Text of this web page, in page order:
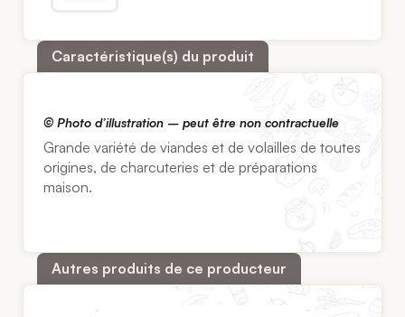
Caractéristique(s) du produit
© Photo d’illustration – peut être non contractuelle
Grande variété de viandes et de volailles de toutes
origines, de charcuteries et de préparations
maison.
Autres produits de ce producteur